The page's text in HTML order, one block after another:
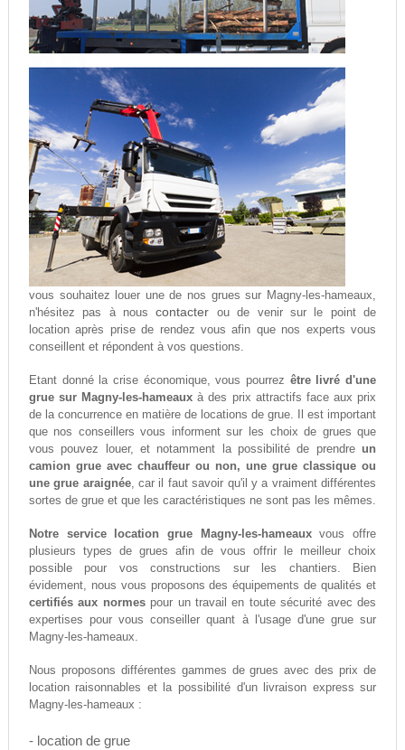
vous souhaitez louer une de nos grues sur Magny-les-hameaux,
n'hésitez pas à nouscontacter ou de venir sur le point de
location après prise de rendez vous afin que nos experts vous
conseillent et répondent à vos questions.
Etant donné la crise économique, vous pourrez être livré d'une
grue sur Magny-les-hameaux à des prix attractifs face aux prix
de la concurrence en matière de locations de grue. Il est important
que nos conseillers vous informent sur les choix de grues que
vous pouvez louer, et notamment la possibilité de prendreun
camion grue avec chauffeur ou non, une grue classique ou
une grue araignée, car il faut savoir qu'il y a vraiment différentes
sortes de grue et que les caractéristiques ne sont pas les mêmes.
Notre service location grue Magny-les-hameauxvous offre
plusieurs types de grues afin de vous offrir le meilleur choix
possible pour vos constructions sur les chantiers. Bien
évidement, nous vous proposons des équipements de qualités et
certifiés aux normespour un travail en toute sécurité avec des
expertises pour vous conseiller quant à l'usage d'une grue sur
Magny-les-hameaux.
Nous proposons différentes gammes de grues avec des prix de
location raisonnables et la possibilité d'un livraison express sur
Magny-les-hameaux :
- location de grue